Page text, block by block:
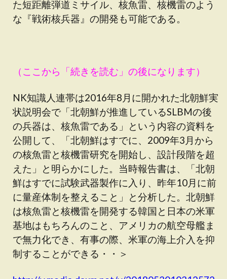
た短距離弾道ミサイル、核魚雷、核機雷のよう
な『戦術核兵器』の開発も可能である。
（ここから「続きを読む」の後になります）
NK知識人連帯は2016年8月に開かれた北朝鮮実
状説明会で「北朝鮮が推進しているSLBMの後
の兵器は、核魚雷である」という内容の資料を
公開して、「北朝鮮はすでに、2009年3月から
の核魚雷と核機雷研究を開始し、設計段階を超
えた」と明らかにした。当時報告書は、「北朝
鮮はすでに試験武器製作に入り、昨年10月に前
に量産体制を整えること」と分析した。北朝鮮
は核魚雷と核機雷を開発する韓国と日本の米軍
基地はもちろんのこと、アメリカの航空母艦ま
で無力化でき、有事の際、米軍の海上介入を抑
制することができる・・＞